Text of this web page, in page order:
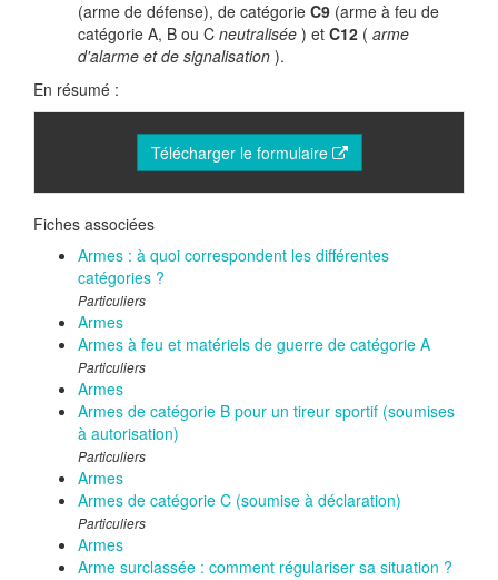
(arme de défense), de catégorie C9 (arme à feu de
catégorie A, B ou C neutralisée ) et C12 ( arme
d'alarme et de signalisation ).
En résumé :
Télécharger le formulaire
Fiches associées
Armes : à quoi correspondent les différentes
catégories ?
Particuliers
Armes
Armes à feu et matériels de guerre de catégorie A
Particuliers
Armes
Armes de catégorie B pour un tireur sportif (soumises
à autorisation)
Particuliers
Armes
Armes de catégorie C (soumise à déclaration)
Particuliers
Armes
Arme surclassée : comment régulariser sa situation ?